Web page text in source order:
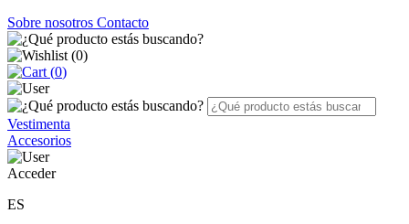
Sobre nosotros Contacto
(0)
(0)
Vestimenta
Accesorios
Acceder
ES